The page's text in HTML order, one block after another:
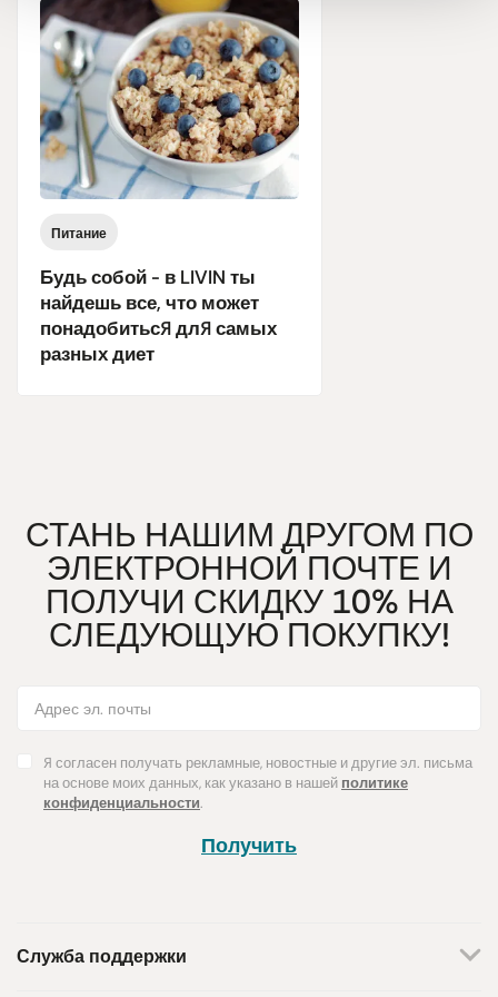
Питание
Будь собой - в LIVIN ты
найдешь все, что может
понадобиться для самых
разных диет
СТАНЬ НАШИМ ДРУГОМ ПО
ЭЛЕКТРОННОЙ ПОЧТЕ И
ПОЛУЧИ СКИДКУ 10% НА
СЛЕДУЮЩУЮ ПОКУПКУ!
Я согласен получать рекламные, новостные и другие эл. письма
на основе моих данных, как указано в нашей политике
конфиденциальности.
Получить
Служба поддержки